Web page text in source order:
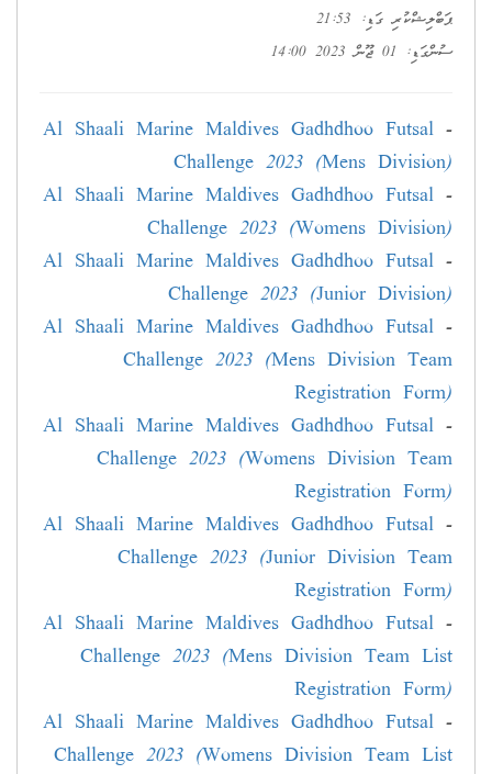
ޕަބްލިޝްކުރި ގަޑި: 21:53
ސުންގަޑި: 01 ޖޫން 2023 14:00
-
Al Shaali Marine Maldives Gadhdhoo Futsal
Challenge 2023 (Mens Division)
-
Al Shaali Marine Maldives Gadhdhoo Futsal
Challenge 2023 (Womens Division)
-
Al Shaali Marine Maldives Gadhdhoo Futsal
Challenge 2023 (Junior Division)
-
Al Shaali Marine Maldives Gadhdhoo Futsal
Challenge 2023 (Mens Division Team
Registration Form)
-
Al Shaali Marine Maldives Gadhdhoo Futsal
Challenge 2023 (Womens Division Team
Registration Form)
-
Al Shaali Marine Maldives Gadhdhoo Futsal
Challenge 2023 (Junior Division Team
Registration Form)
-
Al Shaali Marine Maldives Gadhdhoo Futsal
Challenge 2023 (Mens Division Team List
Registration Form)
-
Al Shaali Marine Maldives Gadhdhoo Futsal
Challenge 2023 (Womens Division Team List